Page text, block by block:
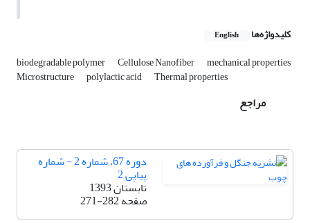
کلیدواژه‌ها English
biodegradable polymer Cellulose Nanofiber mechanical properties
Microstructure polylactic acid Thermal properties
مراجع
دوره 67، شماره 2 - شماره
پیاپی 2
تابستان 1393
صفحه271-282